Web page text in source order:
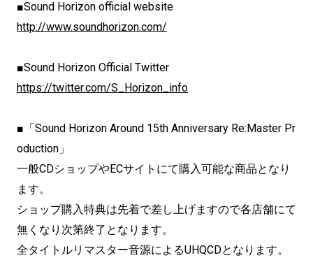
■Sound Horizon official website
http://www.soundhorizon.com/
■Sound Horizon Official Twitter
https://twitter.com/S_Horizon_info
■「Sound Horizon Around 15th Anniversary Re:Master Pr
oduction」
一般CDショップやECサイトにて購入可能な商品となり
ます。
ショップ購入特典は先着で差し上げますので各店舗にて
無くなり次第終了となります。
全タイトルリマスター音源によるUHQCDとなります。